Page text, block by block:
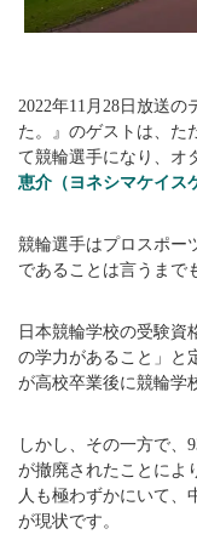
2022年11月28日放送
た。』のゲストは、た
て競輪選手になり、オ
恵介（ヨネシマケイス
競輪選手はプロスポー
であることは言うまで
日本競輪学校の受験資
の学力があること」と
が高校卒業後に競輪学
しかし、その一方で、
が撤廃されたことによ
人も極わずかにいて、
が現状です。